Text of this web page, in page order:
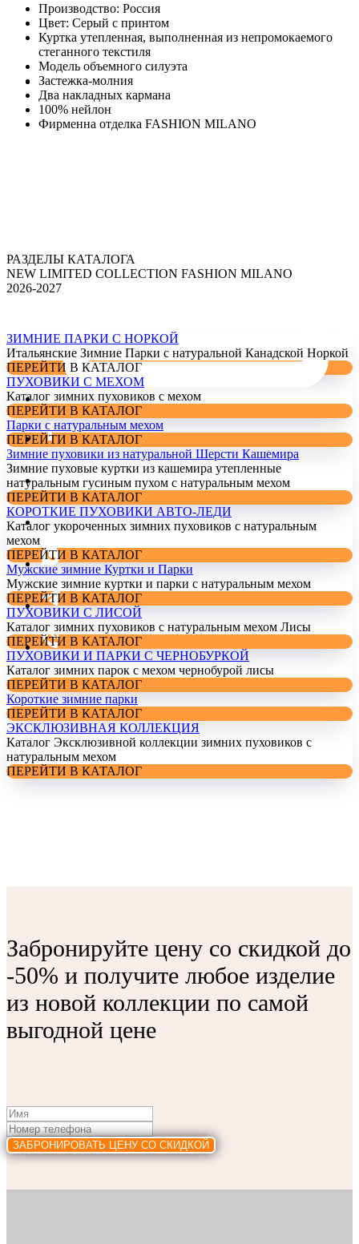
Производство: Россия
Цвет: Серый c принтом
Куртка утепленная, выполненная из непромокаемого
стеганного текстиля
Модель объемного силуэта
Застежка-молния
Два накладных кармана
100% нейлон
Фирменна отделка FASHION MILANO
РАЗДЕЛЫ КАТАЛОГА
NEW LIMITED COLLECTION FASHION MILANO
2026-2027
ЗИМНИЕ ПАРКИ С НОРКОЙ
Итальянские Зимние Парки с натуральной Канадской Норкой
ПЕРЕЙТИ В КАТАЛОГ
ПУХОВИКИ С МЕХОМ
Каталог зимних пуховиков с мехом
ПЕРЕЙТИ В КАТАЛОГ
Парки с натуральным мехом
ПЕРЕЙТИ В КАТАЛОГ
Зимние пуховики из натуральной Шерсти Кашемира
Зимние пуховые куртки из кашемира утепленные
натуральным гусиным пухом с натуральным мехом
ПЕРЕЙТИ В КАТАЛОГ
КОРОТКИЕ ПУХОВИКИ АВТО-ЛЕДИ
Каталог укороченных зимних пуховиков с натуральным
мехом
ПЕРЕЙТИ В КАТАЛОГ
Мужские зимние Куртки и Парки
Мужские зимние куртки и парки с натуральным мехом
ПЕРЕЙТИ В КАТАЛОГ
ПУХОВИКИ С ЛИСОЙ
Каталог зимних пуховиков с натуральным мехом Лисы
ПЕРЕЙТИ В КАТАЛОГ
ПУХОВИКИ И ПАРКИ С ЧЕРНОБУРКОЙ
Каталог зимних парок с мехом чернобурой лисы
ПЕРЕЙТИ В КАТАЛОГ
Короткие зимние парки
ПЕРЕЙТИ В КАТАЛОГ
ЭКСКЛЮЗИВНАЯ КОЛЛЕКЦИЯ
Каталог Эксклюзивной коллекции зимних пуховиков с
натуральным мехом
ПЕРЕЙТИ В КАТАЛОГ
Забронируйте цену со скидкой до
-50% и получите любое изделие
из новой коллекции по самой
выгодной цене
ЗАБРОНИРОВАТЬ ЦЕНУ СО СКИДКОЙ